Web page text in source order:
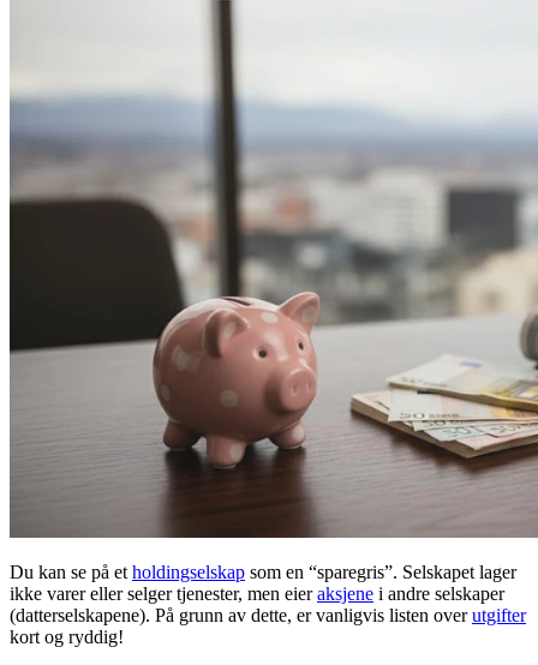
Du kan se på et holdingselskap som en “sparegris”. Selskapet lager
ikke varer eller selger tjenester, men eieraksjene i andre selskaper
(datterselskapene). På grunn av dette, er vanligvis listen overutgifter
kort og ryddig!